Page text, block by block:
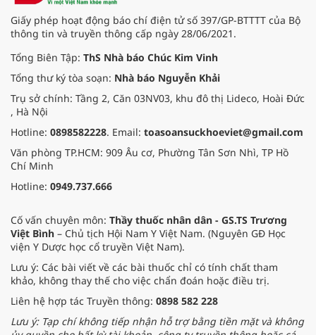
Giấy phép hoạt động báo chí điện tử số 397/GP-BTTTT của Bộ
thông tin và truyền thông cấp ngày 28/06/2021.
Tổng Biên Tập: ThS Nhà báo Chúc Kim Vinh
Tổng thư ký tòa soạn: Nhà báo Nguyễn Khải
Trụ sở chính: Tầng 2, Căn 03NV03, khu đô thị Lideco, Hoài Đức
, Hà Nội
Hotline: 0898582228. Email: toasoansuckhoeviet@gmail.com
Văn phòng TP.HCM: 909 Âu cơ, Phường Tân Sơn Nhì, TP Hồ
Chí Minh
Hotline: 0949.737.666
Cố vấn chuyên môn: Thầy thuốc nhân dân - GS.TS Trương
Việt Bình – Chủ tịch Hội Nam Y Việt Nam. (Nguyên GĐ Học
viện Y Dược học cổ truyền Việt Nam).
Lưu ý: Các bài viết về các bài thuốc chỉ có tính chất tham
khảo, không thay thế cho việc chẩn đoán hoặc điều trị.
Liên hệ hợp tác Truyền thông: 0898 582 228
Lưu ý: Tạp chí không tiếp nhận hỗ trợ bằng tiền mặt và không